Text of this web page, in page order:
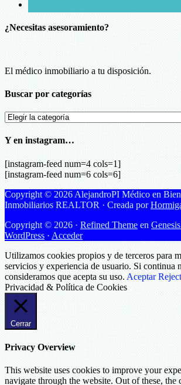
¿Necesitas asesoramiento?
El médico inmobiliario a tu disposición.
Buscar por categorías
Buscar
categorías
Y en instagram…
[instagram-feed num=4 cols=1]
[instagram-feed num=6 cols=6]
Copyright © 2026 AlejandroPI Médico en
Inmobiliarios REALTOR · Creada por
Copyright © 2026 · Refined Theme en
WordPress · Acceder
Utilizamos cookies propios y de terceros para
servicios y experiencia de usuario. Si continua
consideramos que acepta su uso. Aceptar Reject
Privacidad & Política de Cookies
Cerrar
Privacy Overview
This website uses cookies to improve your
navigate through the website. Out of these, the